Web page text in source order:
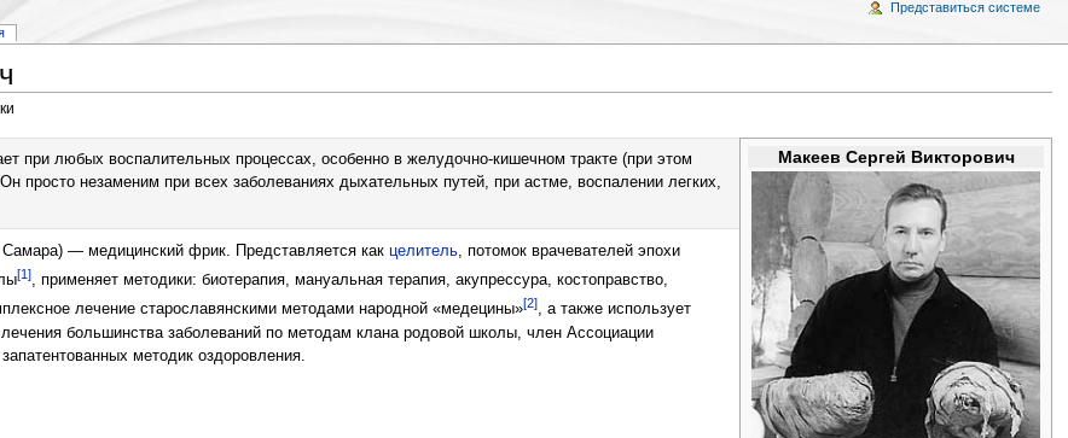
Представиться системе
Макеев Сергей Викторович
при любых воспалительных процессах, особенно в желудочно-кишечном тракте (при этом
просто незаменим при всех заболеваниях дыхательных путей, при астме, воспалении легких,
Самара) — медицинский фрик. Представляется как целитель, потомок врачевателей эпохи
[1], применяет методики: биотерапия, мануальная терапия, акупрессура, костоправство,
лечение старославянскими методами народной «медецины»[2], а также использует
большинства заболеваний по методам клана родовой школы, член Ассоциации
методик оздоровления.